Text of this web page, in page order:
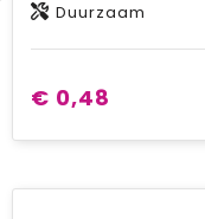
Duurzaam
€ 0,48